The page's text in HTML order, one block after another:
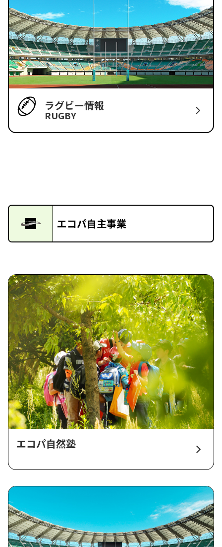
ラグビー情報
RUGBY
エコパ自主事業
エコパ自然塾